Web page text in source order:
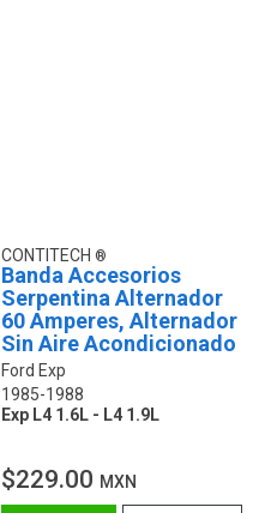
CONTITECH
Banda Accesorios
Serpentina Alternador
60 Amperes, Alternador
Sin Aire Acondicionado
Ford Exp
1985-1988
Exp L4 1.6L - L4 1.9L
$229.00 MXN